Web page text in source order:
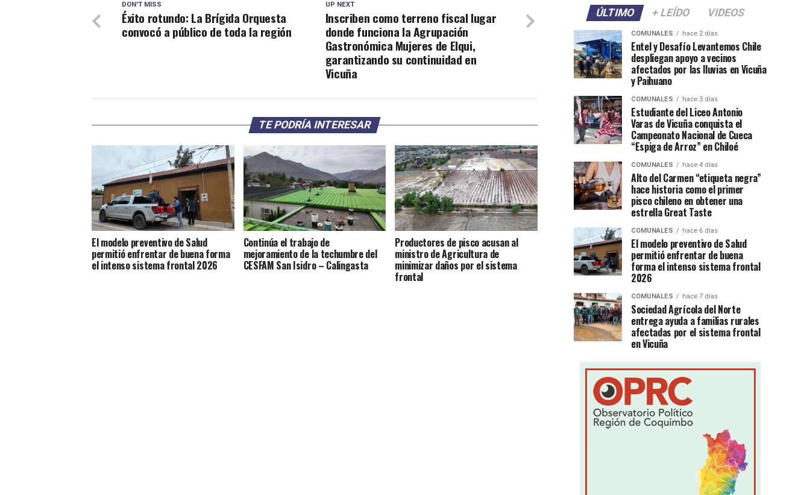
UP NEXT
Inscriben como terreno fiscal lugar
donde funciona la Agrupación
Gastronómica Mujeres de Elqui,
garantizando su continuidad en
Vicuña
DON'T MISS
Éxito rotundo: La Brígida Orquesta
convocó a público de toda la región
TE PODRÍA INTERESAR
El modelo preventivo de Salud
permitió enfrentar de buena forma
el intenso sistema frontal 2026
Continúa el trabajo de
mejoramiento de la techumbre del
CESFAM San Isidro – Calingasta
Productores de pisco acusan al
ministro de Agricultura de
minimizar daños por el sistema
frontal
ÚLTIMO + LEÍDO VIDEOS
COMUNALES hace 2 días
Entel y Desafío Levantemos Chile
despliegan apoyo a vecinos
afectados por las lluvias en Vicuña
y Paihuano
COMUNALES hace 3 días
Estudiante del Liceo Antonio
Varas de Vicuña conquista el
Campeonato Nacional de Cueca
“Espiga de Arroz” en Chiloé
COMUNALES hace 4 días
Alto del Carmen “etiqueta negra”
hace historia como el primer
pisco chileno en obtener una
estrella Great Taste
COMUNALES hace 6 días
El modelo preventivo de Salud
permitió enfrentar de buena
forma el intenso sistema frontal
2026
COMUNALES hace 7 días
Sociedad Agrícola del Norte
entrega ayuda a familias rurales
afectadas por el sistema frontal
en Vicuña